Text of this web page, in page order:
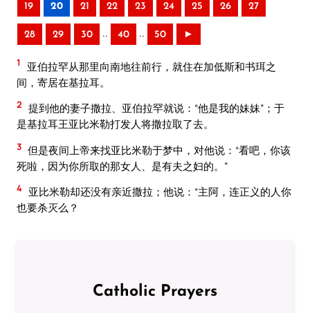
19 20 21 22 23 24 25 26 27
28 29 30 .. 40 .. 50 ►
1
亚伯拉罕从那里向南地往前行，就住在加低斯和书珥之
间，寄居在基拉耳。
2 提到他的妻子撒拉、亚伯拉罕就说：“他是我的妹妹”；于
是基拉耳王亚比米勒打发人将撒拉取了去。
3 但是夜间上帝来找亚比米勒于梦中，对他说：“看吧，你该
死啦，因为你所取的那女人、是有夫之妇的。”
4 亚比米勒却还没有亲近撒拉；他说：“主阿，连正义的人你
也要杀灭么？
Catholic Prayers